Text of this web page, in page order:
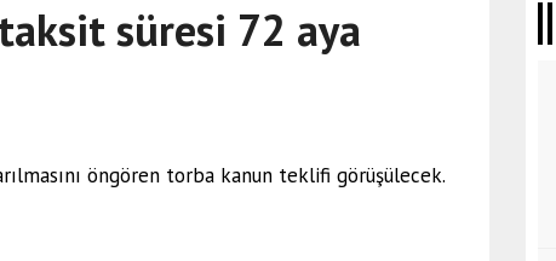
süresi 72 aya
öngören torba kanun teklifi görüşülecek.